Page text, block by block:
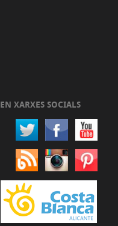
EN XARXES SOCIALS